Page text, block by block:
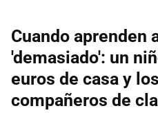
Cuando aprenden
'demasiado': un
euros de casa y
compañeros de